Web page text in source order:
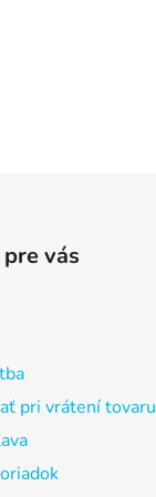
vás
pri vrátení tovaru